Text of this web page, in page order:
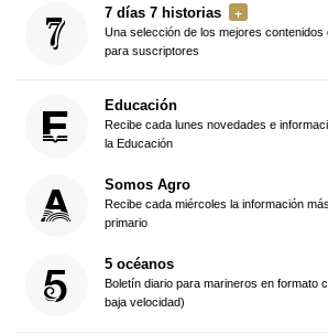
7 días 7 historias
Una selección de los mejores
para suscriptores
Educación
Recibe cada lunes novedades e
la Educación
Somos Agro
Recibe cada miércoles la información
primario
5 océanos
Boletín diario para marineros en formato
baja velocidad)